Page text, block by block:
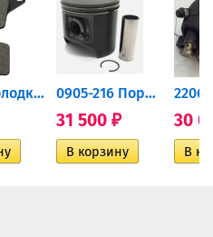
05-252 Колодки тормозные... 0905-216 Поршень Arctic Cat...
31 500 ₽ 30